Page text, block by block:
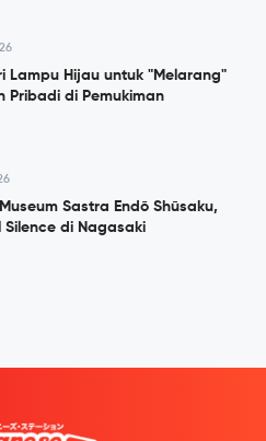
Lampu Hijau untuk "Melarang"
Pribadi di Pemukiman
Sastra Endō Shūsaku,
Silence di Nagasaki